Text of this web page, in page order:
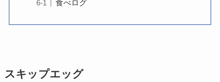
食べログ
スキップエッグ